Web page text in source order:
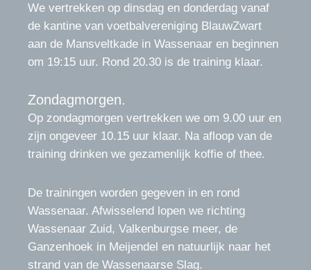
We vertrekken op dinsdag en donderdag vanaf
de kantine van voetbalvereniging BlauwZwart
aan de Mansveltkade in Wassenaar en beginnen
om 19:15 uur. Rond 20.30 is de training klaar.
Zondagmorgen.
Op zondagmorgen vertrekken we om 9.00 uur en
zijn ongeveer 10.15 uur klaar. Na afloop van de
training drinken we gezamenlijk koffie of thee.
De trainingen worden gegeven in en rond
Wassenaar. Afwisselend lopen we richting
Wassenaar Zuid, Valkenburgse meer, de
Ganzenhoek in Meijendel en natuurlijk naar het
strand van de Wassenaarse Slag.